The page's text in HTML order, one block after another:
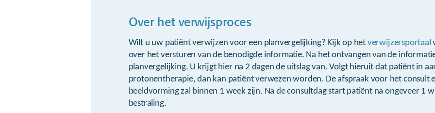
Over het verwijsproces
Wilt u uw patiënt verwijzen voor een planvergelijking? Kijk op het verwijzersportaal
over het versturen van de benodigde informatie. Na het ontvangen van de
planvergelijking. U krijgt hier na 2 dagen de uitslag van. Volgt hieruit dat patiënt in
protonentherapie, dan kan patiënt verwezen worden. De afspraak voor het consult
beeldvorming zal binnen 1 week zijn. Na de consultdag start patiënt na ongeveer 1
bestraling.